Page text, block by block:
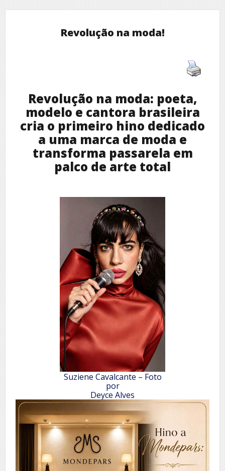
Revolução na moda!
Revolução na moda: poeta,
modelo e cantora brasileira
cria o primeiro hino dedicado
a uma marca de moda e
transforma passarela em
palco de arte total
Suziene Cavalcante – Foto
por
Deyce Alves